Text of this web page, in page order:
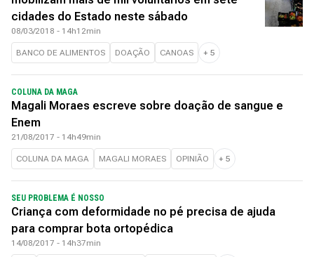
cidades do Estado neste sábado
08/03/2018 - 14h12min
BANCO DE ALIMENTOS DOAÇÃO CANOAS + 5
COLUNA DA MAGA
Magali Moraes escreve sobre doação de sangue e
Enem
21/08/2017 - 14h49min
COLUNA DA MAGA MAGALI MORAES OPINIÃO + 5
SEU PROBLEMA É NOSSO
Criança com deformidade no pé precisa de ajuda
para comprar bota ortopédica
14/08/2017 - 14h37min